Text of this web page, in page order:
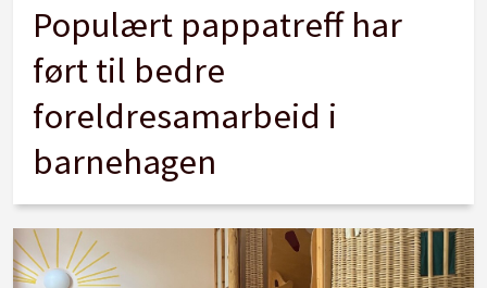
Populært pappatreff har
ført til bedre
foreldresamarbeid i
barnehagen